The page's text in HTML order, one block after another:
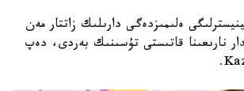
ەلىمىزدەگى دارىلىك زاتتار مەن
نارىعىنا قاتىستى تۇسىنىك بەردى، دەپ